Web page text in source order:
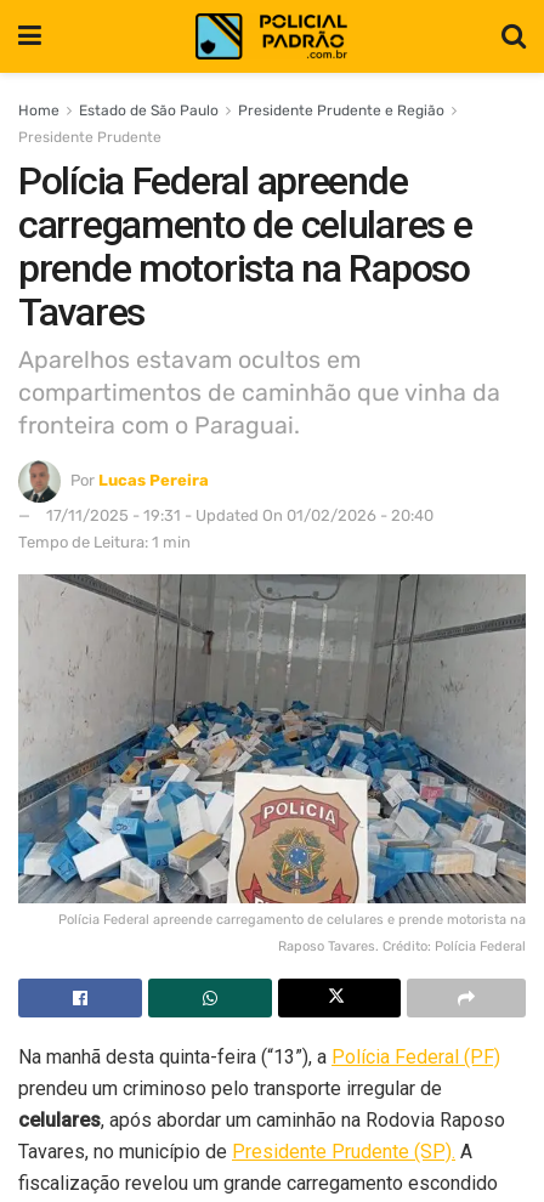
Home Estado de São Paulo
Presidente Prudente e Região
Presidente Prudente
Polícia Federal apreende
carregamento de celulares e
prende motorista na Raposo
Tavares
Aparelhos estavam ocultos em
compartimentos de caminhão que vinha da
fronteira com o Paraguai.
Por Lucas Pereira
17/11/2025 - 19:31 - Updated On 01/02/2026 - 20:40
Tempo de Leitura: 1 min
Polícia Federal apreende carregamento de celulares e prende motorista na
Raposo Tavares. Crédito: Polícia Federal
Na manhã desta quinta-feira (“13”), a Polícia Federal (PF)
prendeu um criminoso pelo transporte irregular de
celulares, após abordar um caminhão na Rodovia Raposo
Tavares, no município de Presidente Prudente (SP). A
fiscalização revelou um grande carregamento escondido